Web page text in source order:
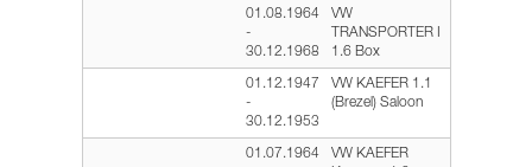
01.08.1964
-
30.12.1968
VW
TRANSPORTER I
1.6 Box
01.12.1947
-
30.12.1953
VW KAEFER 1.1
(Brezel) Saloon
01.07.1964
VW KAEFER